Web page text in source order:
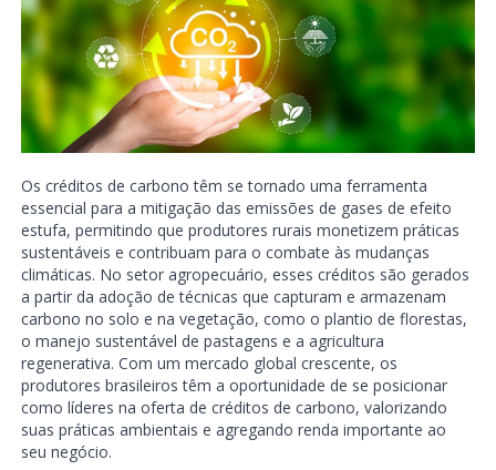
Os créditos de carbono têm se tornado uma ferramenta
essencial para a mitigação das emissões de gases de efeito
estufa, permitindo que produtores rurais monetizem práticas
sustentáveis e contribuam para o combate às mudanças
climáticas. No setor agropecuário, esses créditos são gerados
a partir da adoção de técnicas que capturam e armazenam
carbono no solo e na vegetação, como o plantio de florestas,
o manejo sustentável de pastagens e a agricultura
regenerativa. Com um mercado global crescente, os
produtores brasileiros têm a oportunidade de se posicionar
como líderes na oferta de créditos de carbono, valorizando
suas práticas ambientais e agregando renda importante ao
seu negócio.